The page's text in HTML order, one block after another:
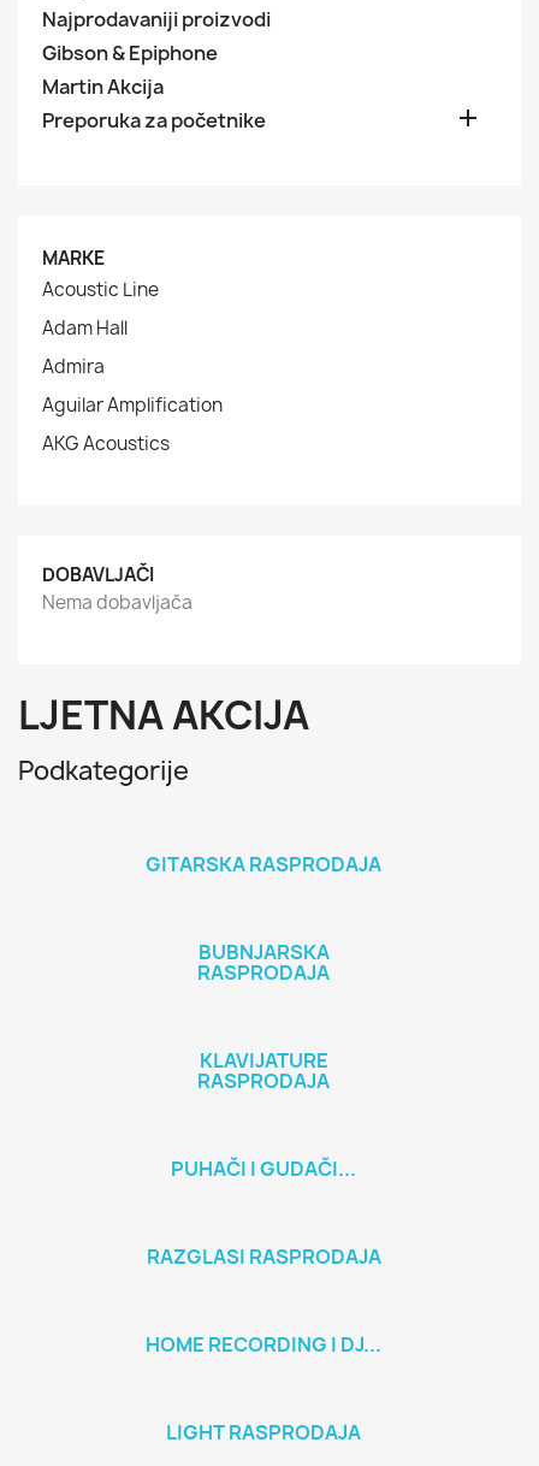
Najprodavaniji proizvodi
Gibson & Epiphone
Martin Akcija
Preporuka za početnike

MARKE
Acoustic Line
Adam Hall
Admira
Aguilar Amplification
AKG Acoustics
DOBAVLJAČI
Nema dobavljača
LJETNA AKCIJA
Podkategorije
GITARSKA RASPRODAJA
BUBNJARSKA
RASPRODAJA
KLAVIJATURE
RASPRODAJA
PUHAČI I GUDAČI...
RAZGLASI RASPRODAJA
HOME RECORDING I DJ...
LIGHT RASPRODAJA